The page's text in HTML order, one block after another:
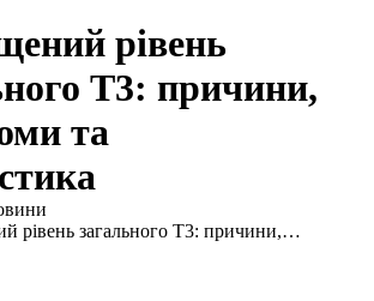
рівень
Т3: причини,
та
рівень загального Т3: причини,…